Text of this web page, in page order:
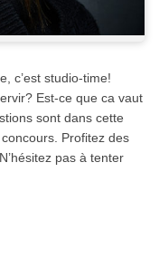
c’est studio-time!
Est-ce que ca vaut
sont dans cette
Profitez des
pas à tenter